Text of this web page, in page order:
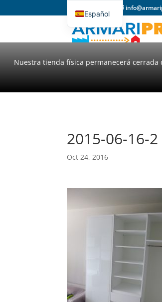
Nuestra tienda física permanecerá
2015-06-16-2
Oct 24, 2016
Español
Català